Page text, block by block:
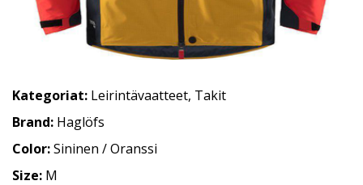
Kategoriat: Leirintävaatteet, Takit
Brand: Haglöfs
Color:Sininen / Oranssi
Size: M